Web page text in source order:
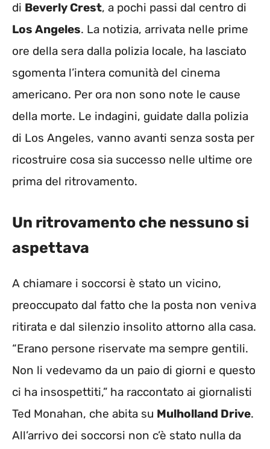
di Beverly Crest, a pochi passi dal centro di
Los Angeles. La notizia, arrivata nelle prime
ore della sera dalla polizia locale, ha lasciato
sgomenta l’intera comunità del cinema
americano. Per ora non sono note le cause
della morte. Le indagini, guidate dalla polizia
di Los Angeles, vanno avanti senza sosta per
ricostruire cosa sia successo nelle ultime ore
prima del ritrovamento.
Un ritrovamento che nessuno si
aspettava
A chiamare i soccorsi è stato un vicino,
preoccupato dal fatto che la posta non veniva
ritirata e dal silenzio insolito attorno alla casa.
“Erano persone riservate ma sempre gentili.
Non li vedevamo da un paio di giorni e questo
ci ha insospettiti,” ha raccontato ai giornalisti
Ted Monahan, che abita su Mulholland Drive.
All’arrivo dei soccorsi non c’è stato nulla da